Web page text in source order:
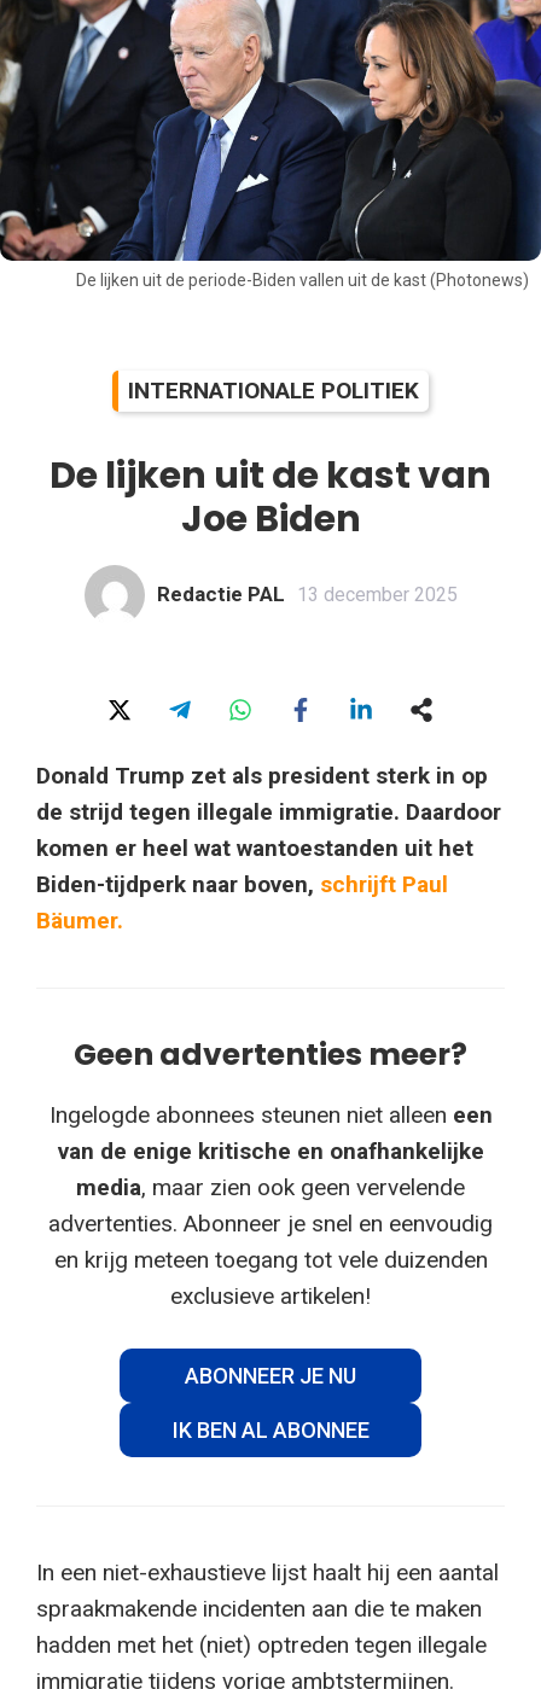
De lijken uit de periode-Biden vallen uit de kast (Photonews)
INTERNATIONALE POLITIEK
De lijken uit de kast van
Joe Biden
Redactie PAL 13 december 2025
Donald Trump zet als president sterk in op
de strijd tegen illegale immigratie. Daardoor
komen er heel wat wantoestanden uit het
Biden-tijdperk naar boven, schrijft Paul
Bäumer.
Geen advertenties meer?
Ingelogde abonnees steunen niet alleen een
van de enige kritische en onafhankelijke
media, maar zien ook geen vervelende
advertenties. Abonneer je snel en eenvoudig
en krijg meteen toegang tot vele duizenden
exclusieve artikelen!
ABONNEER JE NU
IK BEN AL ABONNEE
In een niet-exhaustieve lijst haalt hij een aantal
spraakmakende incidenten aan die te maken
hadden met het (niet) optreden tegen illegale
immigratie tijdens vorige ambtstermijnen.